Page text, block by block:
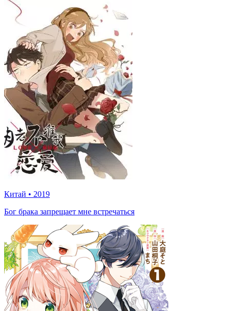
Китай • 2019
Бог брака запрещает мне встречаться